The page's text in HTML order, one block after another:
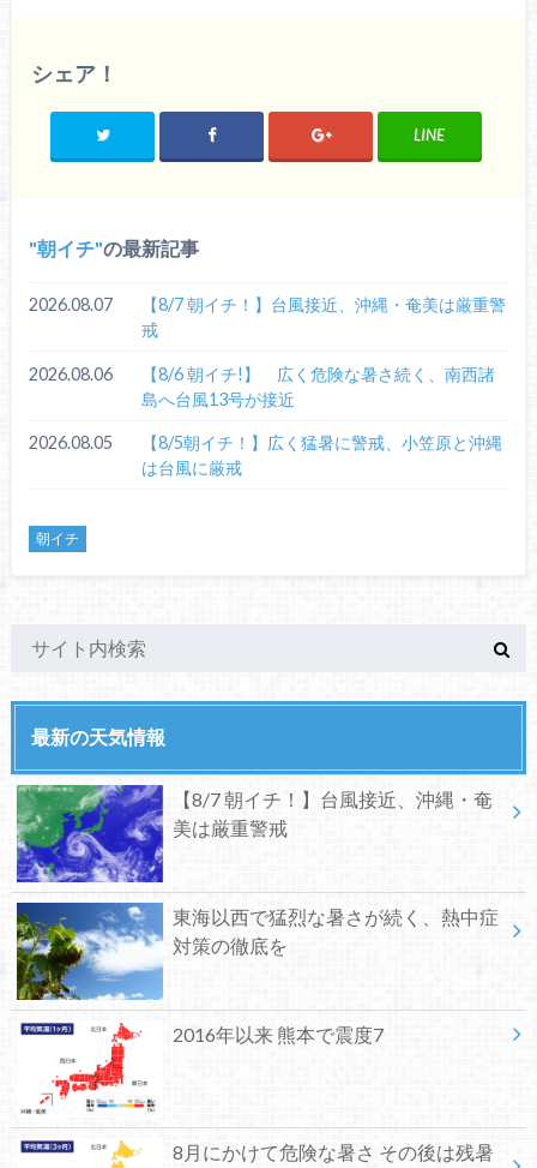
シェア！
LINE
朝イチ の最新記事
2026.08.07
【8/7 朝イチ！】台風接近、沖縄・奄美は厳重警
戒
2026.08.06
【8/6 朝イチ!】 広く危険な暑さ続く、南西諸
島へ台風13号が接近
2026.08.05
【8/5朝イチ！】広く猛暑に警戒、小笠原と沖縄
は台風に厳戒
朝イチ
最新の天気情報
【8/7 朝イチ！】台風接近、沖縄・奄
美は厳重警戒
東海以西で猛烈な暑さが続く、熱中症
対策の徹底を
2016年以来 熊本で震度7
8月にかけて危険な暑さ その後は残暑